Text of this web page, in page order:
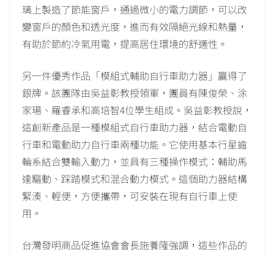
璃上製造了節能窗戶，通過微小的電力調節，可以改
變窗戶的顏色和透光度，進而有效隔絕光線和熱量，
有助於節約冷氣用電，提高居住環境的舒適性。
另一件優秀作品「模組式輔助自行車助力器」贏得了
銀牌。該團隊由吳益彰教授領軍，團員有陳俊榮、涂
家瑒、羅睿承和高培智4位學生組成。吳益彰教授說，
這創新產品是一種模組式自行車助力器，結合電動自
行車和電動助力自行車兩種功能。它使用基本行星齒
輪系結合雙輸入動力，並具有三種操作模式：輔助馬
達驅動、踩踏模式和混合動力模式。這個助力器結構
緊湊、輕便，方便攜帶，可安裝在現有自行車上使
用。
台灣發明商品促進協會會長施養隆強調，這些作品的